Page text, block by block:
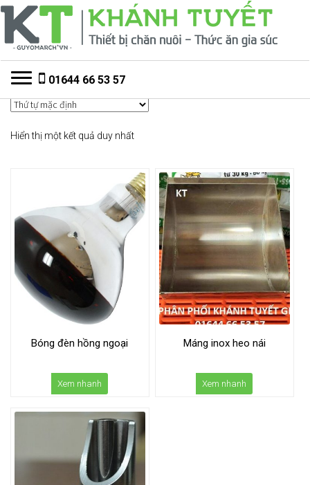
Đi
đến
Điều
hướng
Chuyển
đến
nội
dung
01644 66 53 57
Hiển thị một kết quả duy nhất
Bóng đèn hồng ngoại
Xem nhanh
Máng inox heo nái
Xem nhanh